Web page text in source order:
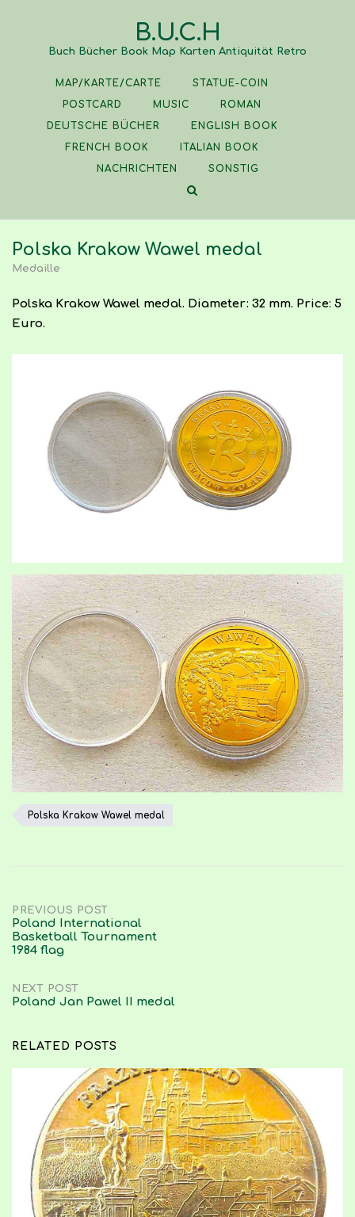
B.U.C.H
Buch Bücher Book Map Karten Antiquität Retro
MAP/KARTE/CARTE
STATUE-COIN
POSTCARD
MUSIC
ROMAN
DEUTSCHE BÜCHER
ENGLISH BOOK
FRENCH BOOK
ITALIAN BOOK
NACHRICHTEN
SONSTIG
Polska Krakow Wawel medal
Medaille
Polska Krakow Wawel medal. Diameter: 32 mm. Price: 5
Euro.
Polska Krakow Wawel medal
Post
navigation
PREVIOUS POST
Poland International
Basketball Tournament
1984 flag
NEXT POST
Poland Jan Pawel II medal
RELATED POSTS